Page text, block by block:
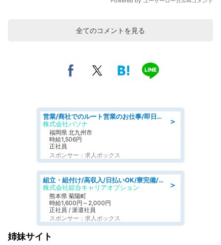
全てのコメントを見る
＞
営業/商社でのルート営業のお仕事/即日勤務可/車通勤可/営業
株式会社パソナ
福岡県 北九州市
時給1,506円
正社員
スポンサー：求人ボックス
＞
組立・組付け/高収入/日払いOK/寮完備/交替制/20・30・40代活躍中
株式会社綜合キャリアオプション
熊本県 菊陽町
時給1,600円～2,000円
正社員 / 派遣社員
スポンサー：求人ボックス
姉妹サイト